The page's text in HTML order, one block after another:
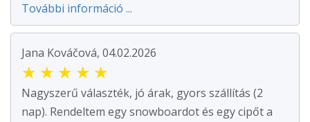
További információ ...
Jana Kováčová, 04.02.2026
★ ★ ★ ★ ★
Nagyszerű választék, jó árak, gyors szállítás (2
nap). Rendeltem egy snowboardot és egy cipőt a